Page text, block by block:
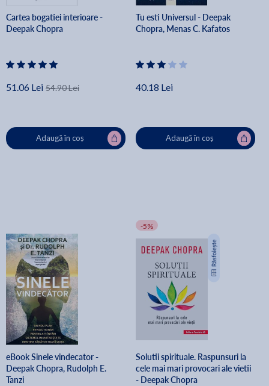
Cartea bogatiei interioare -
Deepak Chopra
51.06 Lei 54.90 Lei
Adaugă în coș
Tu esti Universul - Deepak
Chopra, Menas C. Kafatos
40.18 Lei
Adaugă în coș
eBook Sinele vindecator -
Deepak Chopra, Rudolph E.
Tanzi
-5%
Solutii spirituale. Raspunsuri la
cele mai mari provocari ale vietii
- Deepak Chopra